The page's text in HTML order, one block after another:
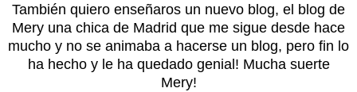
También quiero enseñaros un nuevo blog, el blog de
Mery una chica de Madrid que me sigue desde hace
mucho y no se animaba a hacerse un blog, pero fin lo
ha hecho y le ha quedado genial! Mucha suerte
Mery!